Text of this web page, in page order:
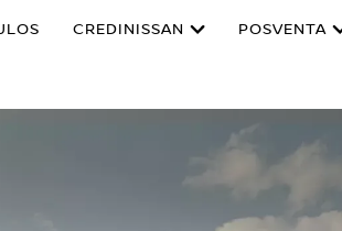
CREDINISSAN POSVENTA